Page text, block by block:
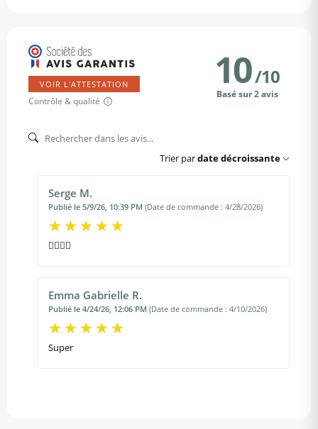
VOIR L'ATTESTATION
Contrôle & qualité
10/10
Basé sur 2 avis
Trier pardate décroissante
Serge M.
Publié le 5/9/26, 10:39 PM (Date de commande : 4/28/2026)
👍🏾👍🏾
Emma Gabrielle R.
Publié le 4/24/26, 12:06 PM (Date de commande : 4/10/2026)
Super